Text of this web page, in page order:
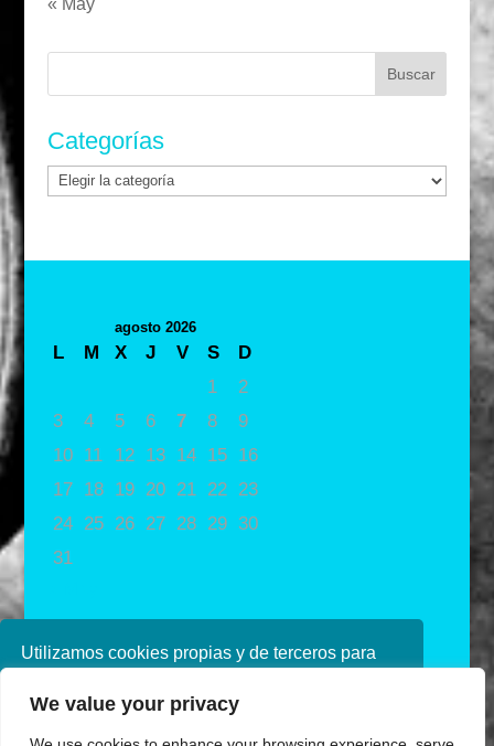
Utilizamos cookies propias y de terceros para
navegando, consideramos que acepta su uso.
We value your privacy
« May
Categorías
Categorías
agosto 2026
L M X J V S
D
1
2
3
4 5 6 7 8
9
10
11 12 13 14 15
16
17
18 19 20 21 22
23
24
25 26 27 28 29 30
31